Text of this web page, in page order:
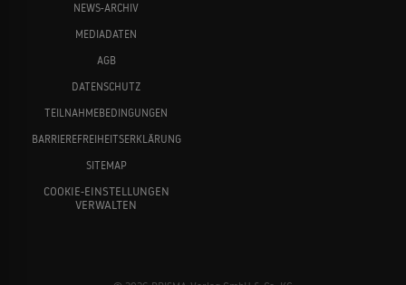
NEWS-ARCHIV
MEDIADATEN
AGB
DATENSCHUTZ
TEILNAHMEBEDINGUNGEN
BARRIEREFREIHEITSERKLÄRUNG
SITEMAP
COOKIE-EINSTELLUNGEN
VERWALTEN